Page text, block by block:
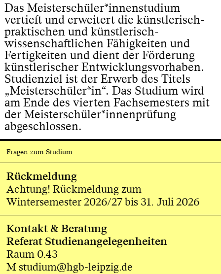
Das Meisterschüler*innenstudium
vertieft und erweitert die künstlerisch-
praktischen und künstlerisch-
wissenschaftlichen Fähigkeiten und
Fertigkeiten und dient der Förderung
künstlerischer Entwicklungsvorhaben.
Studienziel ist der Erwerb des Titels
„Meisterschüler*in“. Das Studium wird
am Ende des vierten Fachsemesters mit
der Meisterschüler*innenprüfung
abgeschlossen.
Fragen zum Studium
Rückmeldung
Achtung! Rückmeldung zum
Wintersemester 2026/27 bis 31. Juli 2026
Kontakt & Beratung
Referat Studienangelegenheiten
Raum 0.43
M studium@hgb-leipzig.de